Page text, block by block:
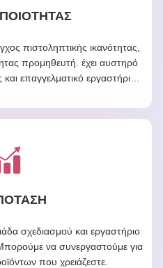
πιστοληπτικής ικανότητας,
προμηθευτή. έχει αυστηρό
επαγγελματικό εργαστήριο
σχεδιασμού και εργαστήριο
να συνεργαστούμε για
που χρειάζεστε.